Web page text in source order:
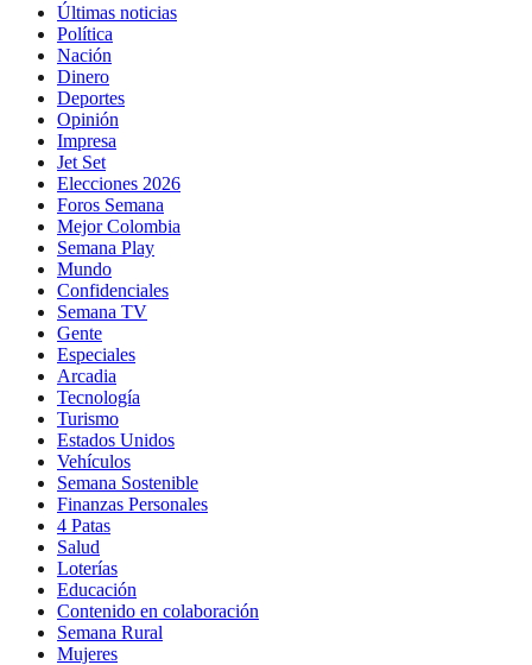
Últimas noticias
Política
Nación
Dinero
Deportes
Opinión
Impresa
Jet Set
Elecciones 2026
Foros Semana
Mejor Colombia
Semana Play
Mundo
Confidenciales
Semana TV
Gente
Especiales
Arcadia
Tecnología
Turismo
Estados Unidos
Vehículos
Semana Sostenible
Finanzas Personales
4 Patas
Salud
Loterías
Educación
Contenido en colaboración
Semana Rural
Mujeres